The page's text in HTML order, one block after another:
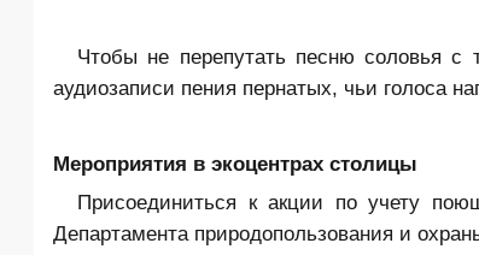
Чтобы не перепутать песню соловья с
аудиозаписи пения пернатых, чьи голоса
Мероприятия в экоцентрах столицы
Присоединиться к акции по учету
Департамента природопользования и